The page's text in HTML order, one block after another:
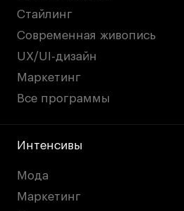
Стайлинг
Современная живопись
UX/UI-дизайн
Маркетинг
Все программы
Интенсивы
Мода
Маркетинг